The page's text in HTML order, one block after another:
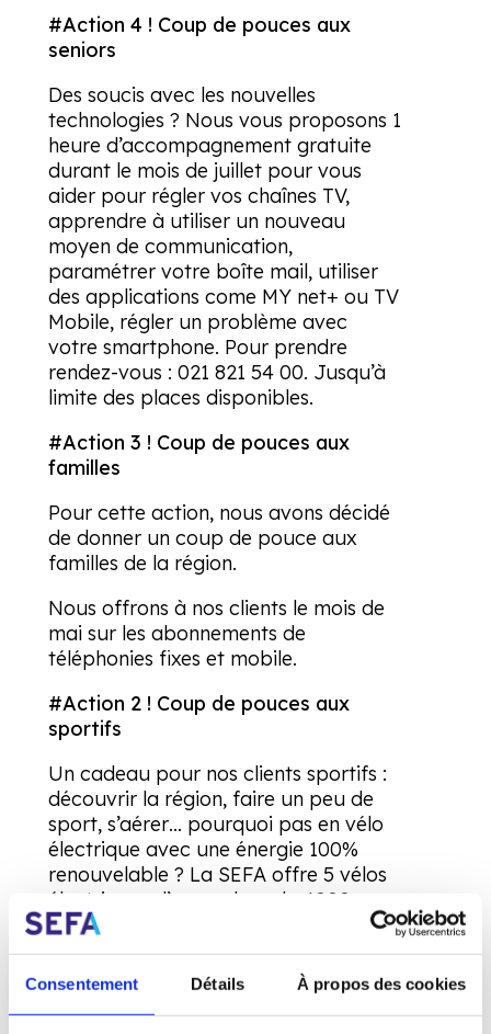
Consentement Détails À propos des cookies
#Action 4 ! Coup de pouces aux
seniors
Des soucis avec les nouvelles
technologies ? Nous vous proposons 1
heure d’accompagnement gratuite
durant le mois de juillet pour vous
aider pour régler vos chaînes TV,
apprendre à utiliser un nouveau
moyen de communication,
paramétrer votre boîte mail, utiliser
des applications come MY net+ ou TV
Mobile, régler un problème avec
votre smartphone. Pour prendre
rendez-vous : 021 821 54 00. Jusqu’à
limite des places disponibles.
#Action 3 ! Coup de pouces aux
familles
Pour cette action, nous avons décidé
de donner un coup de pouce aux
familles de la région.
Nous offrons à nos clients le mois de
mai sur les abonnements de
téléphonies fixes et mobile.
#Action 2 ! Coup de pouces aux
sportifs
Un cadeau pour nos clients sportifs :
découvrir la région, faire un peu de
sport, s’aérer… pourquoi pas en vélo
électrique avec une énergie 100%
renouvelable ? La SEFA offre 5 vélos
électriques d’une valeur de 4000.-
chacun.
#Action 1 ! Coup de pouces aux
petites entreprises locales